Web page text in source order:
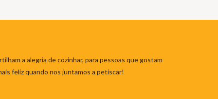
a alegria de cozinhar, para pessoas que gostam
feliz quando nos juntamos a petiscar!